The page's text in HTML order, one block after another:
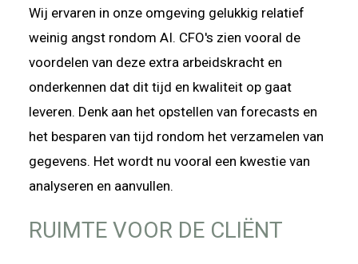
Wij ervaren in onze omgeving gelukkig relatief
weinig angst rondom AI. CFO's zien vooral de
voordelen van deze extra arbeidskracht en
onderkennen dat dit tijd en kwaliteit op gaat
leveren. Denk aan het opstellen van forecasts en
het besparen van tijd rondom het verzamelen van
gegevens. Het wordt nu vooral een kwestie van
analyseren en aanvullen.
RUIMTE VOOR DE CLIËNT